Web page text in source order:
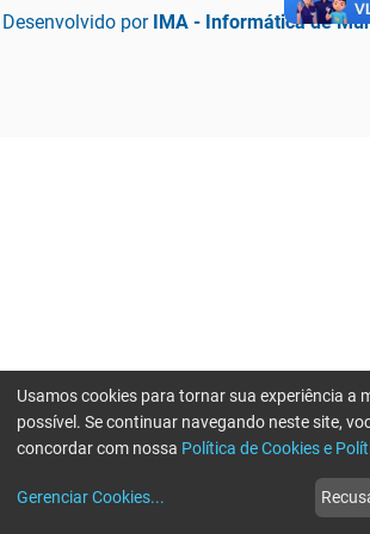
Desenvolvido por IMA - Informática de
Usamos cookies para tornar sua experiência a
possível. Se continuar navegando neste site,
concordar com nossa Política de Cookies e
Gerenciar Cookies...
Erro ao enviar informações, por favor tente